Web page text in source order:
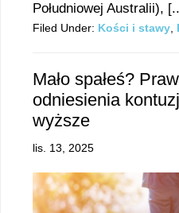
Południowej Australii),
Filed Under: Kości i stawy
Mało spałeś?
odniesienia
wyższe
lis. 13, 2025